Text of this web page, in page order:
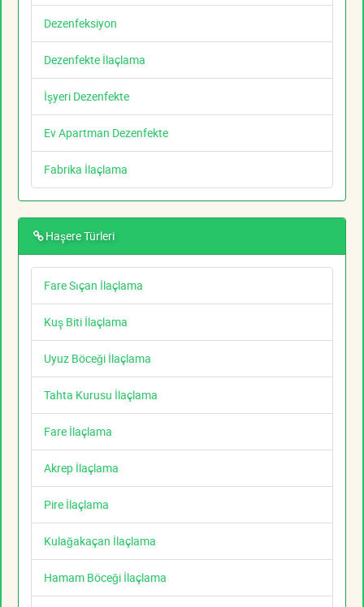
Dezenfeksiyon
Dezenfekte İlaçlama
İşyeri Dezenfekte
Ev Apartman Dezenfekte
Fabrika İlaçlama
Haşere Türleri
Fare Sıçan İlaçlama
Kuş Biti İlaçlama
Uyuz Böceği İlaçlama
Tahta Kurusu İlaçlama
Fare İlaçlama
Akrep İlaçlama
Pire İlaçlama
Kulağakaçan İlaçlama
Hamam Böceği İlaçlama